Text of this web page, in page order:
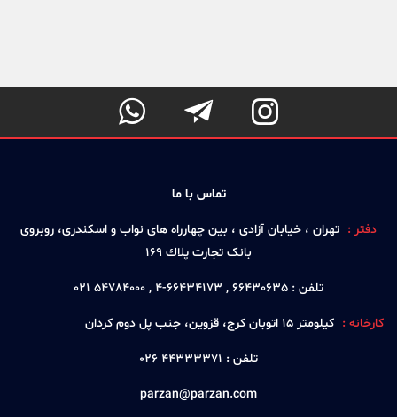



تماس با ما
دفتر : تهران ، خيابان آزادی ، بين چهارراه های نواب و اسكندری، روبروی
بانک تجارت پلاك 169
تلفن : 66430635 , 66434173-4 , 54784000 021
کارخانه : كيلومتر 15 اتوبان كرج، قزوين، جنب پل دوم كردان
تلفن : 44333371 026
parzan@parzan.com